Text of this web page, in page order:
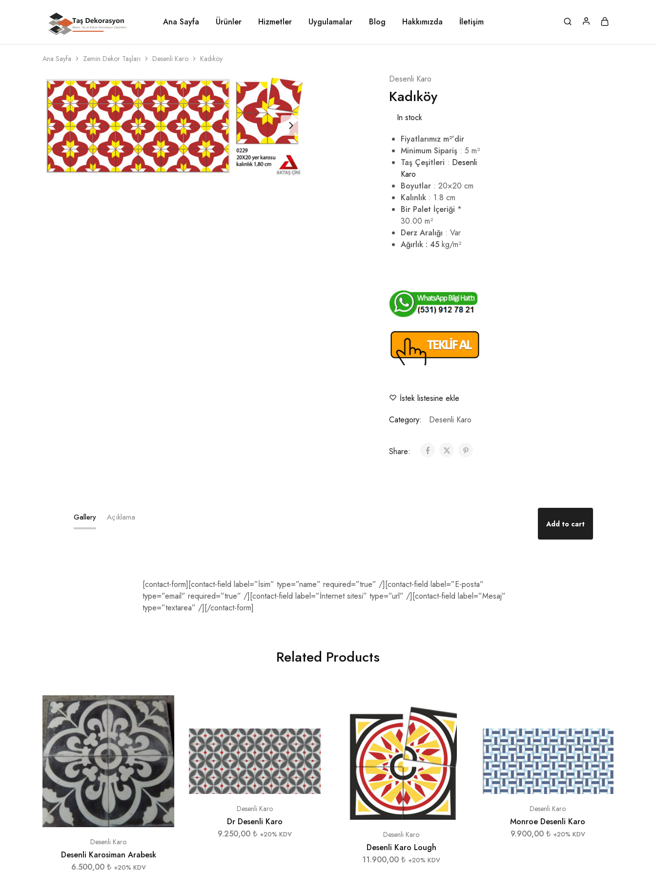
Taş
Dekorasyon
Beton,
Taş
Bahçe
Dekorasyon
Çözümleri
Ana Sayfa Ürünler Hizmetler Uygulamalar Blog Hakkımızda İletişim
Ana Sayfa Zemin Dekor Taşları Desenli Karo Kadıköy
Desenli Karo
Kadıköy
In stock
Fiyatlarımız m²’dir
Minimum Sipariş: 5 m²
Taş Çeşitleri : Desenli
Karo
Boyutlar: 20×20 cm
Kalınlık: 1.8 cm
Bir Palet İçeriği *
30.00 m²
Derz Aralığı : Var
Ağırlık : 45kg/m²
İstek listesine ekle
Category:
Desenli Karo
Share:
Gallery Açıklama
Add to cart
[contact-form][contact-field label=”İsim” type=”name” required=”true” /][contact-field label=”E-posta”
type=”email” required=”true” /][contact-field label=”İnternet sitesi” type=”url” /][contact-field label=”Mesaj”
type=”textarea” /][/contact-form]
Related Products
Desenli Karo
Desenli Karosiman Arabesk
6.500,00 ₺ +20% KDV
Desenli Karo
Dr Desenli Karo
9.250,00 ₺ +20% KDV Desenli Karo
Desenli Karo Lough
11.900,00 ₺ +20% KDV
Desenli Karo
Monroe Desenli Karo
9.900,00 ₺ +20% KDV